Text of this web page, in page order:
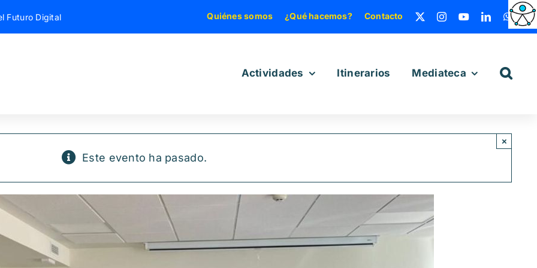
Futuro Digital Quiénes somos ¿Qué hacemos? Contacto
Actividades Itinerarios Mediateca
Este evento ha pasado.
×